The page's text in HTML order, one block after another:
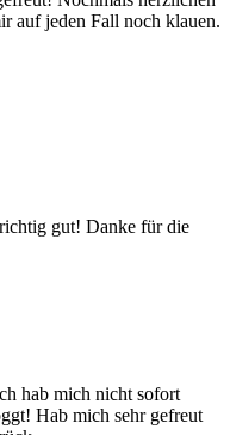
auf jeden Fall noch klauen.
gut! Danke für die
hab mich nicht sofort
Hab mich sehr gefreut